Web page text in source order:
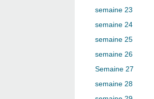
semaine 23
semaine 24
semaine 25
semaine 26
Semaine 27
semaine 28